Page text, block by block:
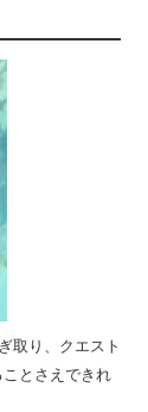
取り、クエスト
とさえできれ